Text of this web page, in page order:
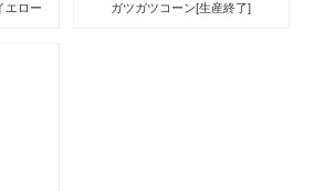
エロー ガツガツコーン[生産終了]